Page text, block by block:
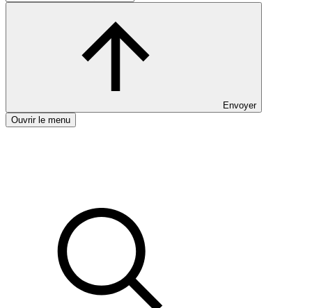
Envoyer
Ouvrir le menu